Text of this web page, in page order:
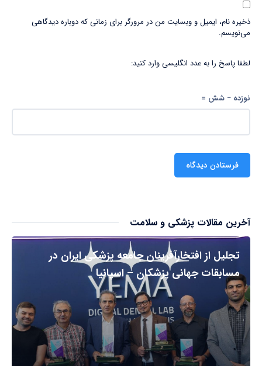
ذخیره نام، ایمیل و وبسایت من در مرورگر برای زمانی که دوباره دیدگاهی
می‌نویسم.
لطفا پاسخ را به عدد انگلیسی وارد کنید:
نوزده − شش =
آخرین مقالات پزشکی و سلامت
تجلیل از افتخارآفرینان جامعه پزشکی ایران در
مسابقات جهانی پزشکان – اسپانیا